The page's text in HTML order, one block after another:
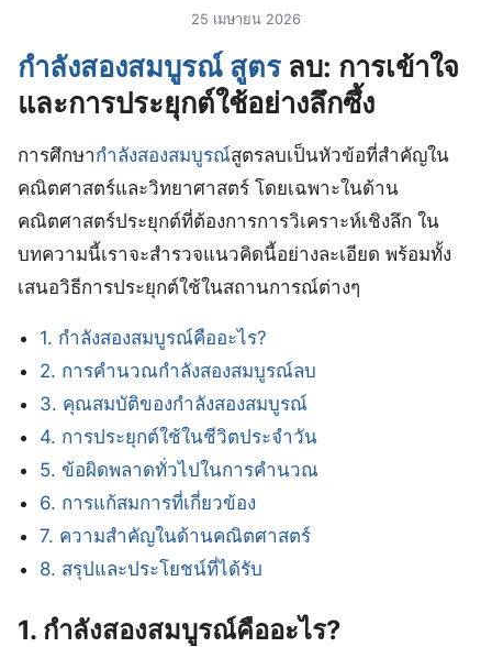
25 เมษายน 2026
กําลังสองสมบูรณ์ สูตร ลบ: การเข้าใจ
และการประยุกต์ใช้อย่างลึกซึ้ง
การศึกษากําลังสองสมบูรณ์สูตรลบเป็นหัวข้อที่สำคัญใน
คณิตศาสตร์และวิทยาศาสตร์ โดยเฉพาะในด้าน
คณิตศาสตร์ประยุกต์ที่ต้องการการวิเคราะห์เชิงลึก ใน
บทความนี้เราจะสำรวจแนวคิดนี้อย่างละเอียด พร้อมทั้ง
เสนอวิธีการประยุกต์ใช้ในสถานการณ์ต่างๆ
1. กําลังสองสมบูรณ์คืออะไร?
2. การคำนวณกําลังสองสมบูรณ์ลบ
3. คุณสมบัติของกําลังสองสมบูรณ์
4. การประยุกต์ใช้ในชีวิตประจำวัน
5. ข้อผิดพลาดทั่วไปในการคำนวณ
6. การแก้สมการที่เกี่ยวข้อง
7. ความสำคัญในด้านคณิตศาสตร์
8. สรุปและประโยชน์ที่ได้รับ
1. กําลังสองสมบูรณ์คืออะไร?